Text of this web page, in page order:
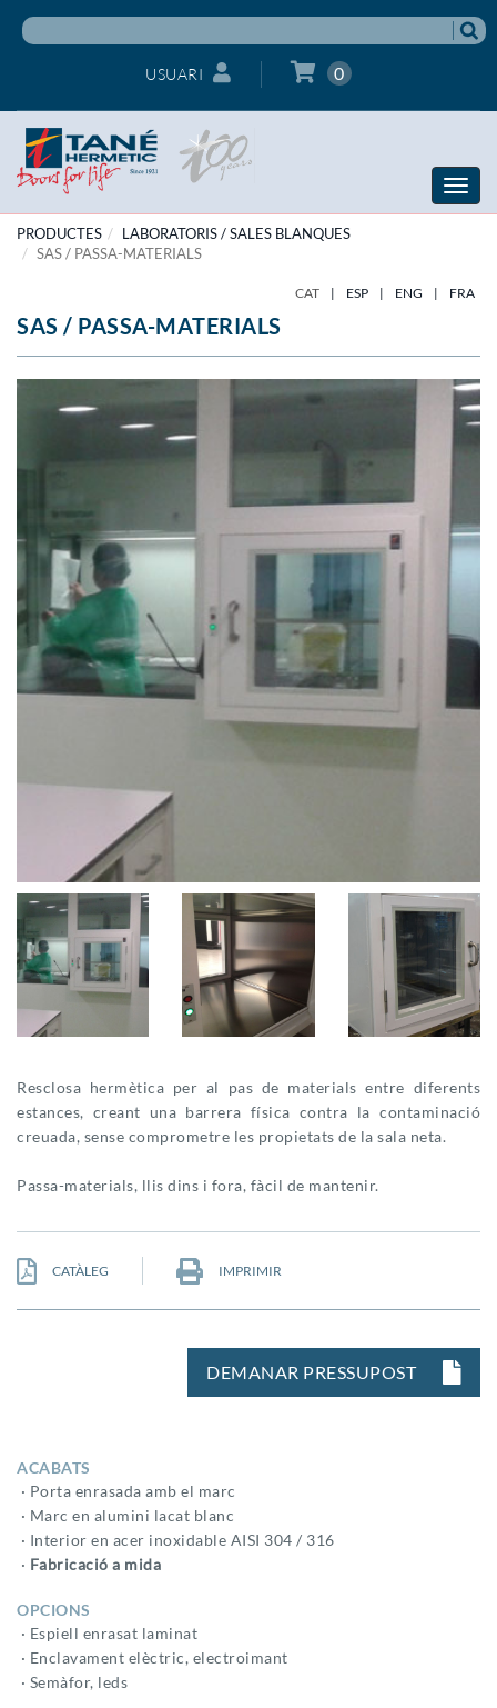
USUARI 0
Toggle
PRODUCTES
LABORATORIS / SALES BLANQUES
SAS / PASSA-MATERIALS
CAT | ESP | ENG | FRA
SAS / PASSA-MATERIALS
Resclosa hermètica per al pas de materials entre diferents
estances, creant una barrera física contra la contaminació
creuada, sense comprometre les propietats de la sala neta.
Passa-materials, llis dins i fora, fàcil de mantenir.
CATÀLEG IMPRIMIR
DEMANAR PRESSUPOST
ACABATS
· Porta enrasada amb el marc
· Marc en alumini lacat blanc
· Interior en acer inoxidable AISI 304 / 316
· Fabricació a mida
OPCIONS
· Espiell enrasat laminat
· Enclavament elèctric, electroimant
· Semàfor, leds